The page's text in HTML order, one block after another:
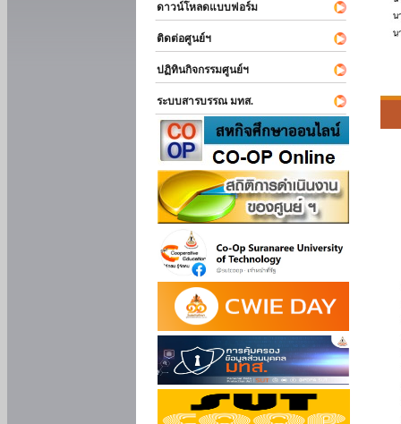
ดาวน์โหลดแบบฟอร์ม
ติดต่อศูนย์ฯ
ปฏิทินกิจกรรมศูนย์ฯ
ระบบสารบรรณ มทส.